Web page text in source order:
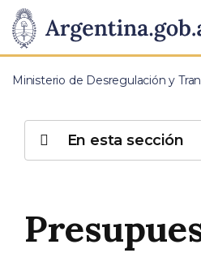
Presidencia
de
Nación
Pasar al contenido principal
Ministerio de Desregulación y
En esta sección